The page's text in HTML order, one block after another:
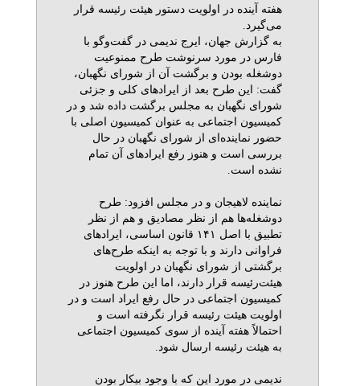
هفته آینده در اولویت دستور هیئت رئیسه قرار
می‌گیرد.
به گزارش جهان، ایرج ندیمی در گفت‌وگو با
فارس در مورد سرنوشت طرح ممنوعیت
دوشغله بودن و برگشت آن از شورای نگهبان،
گفت: این طرح بعد از ایرادهای کلی و جزئی
شورای نگهبان به مجلس برگشت داده شد و در
کمیسیون اجتماعی به عنوان کمیسیون اصلی با
حضور نماینده‌ای از شورای نگهبان در حال
بررسی است و هنوز رفع ایرادهای آن تمام
نشده است.
نماینده لاهیجان و در مجلس افزود: طرح
دوشغله‌ها هم از نظر مصادیق و هم از نظر
تطبیق با اصل ۱۴۱ قانون اساسی، ایرادهای
فراوانی دارند و با توجه به اینکه طرح‌های
برگشتی از شورای نگهبان در اولویت
هیئت‌رئیسه قرار دارند، اما این طرح هنوز در
کمیسیون اجتماعی در حال رفع ایراد است و در
اولویت هیئت رئیسه قرار نگرفته است و
احتمالاً هفته آینده از سوی کمیسیون اجتماعی
به هیئت رئیسه ارسال شود.
ندیمی در مورد این که با وجود بیکار بودن